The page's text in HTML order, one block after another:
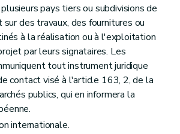
pays tiers ou subdivisions de
des travaux, des fournitures ou
à la réalisation ou à l'exploitation
par leurs signataires. Les
tout instrument juridique
contact visé à l'article 163, 2, de la
publics, qui en informera la
internationale.